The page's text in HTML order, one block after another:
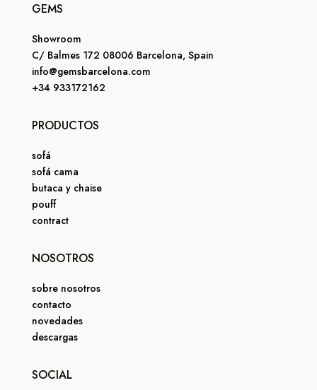
GEMS
Showroom
C/ Balmes 172 08006 Barcelona, Spain
info@gemsbarcelona.com
+34 933172162
PRODUCTOS
sofá
sofá cama
butaca y chaise
pouff
contract
NOSOTROS
sobre nosotros
contacto
novedades
descargas
SOCIAL